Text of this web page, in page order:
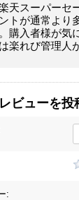
天スーパーセ
トが通常より
購入者様が気
楽れび管理人
ビューを投
: